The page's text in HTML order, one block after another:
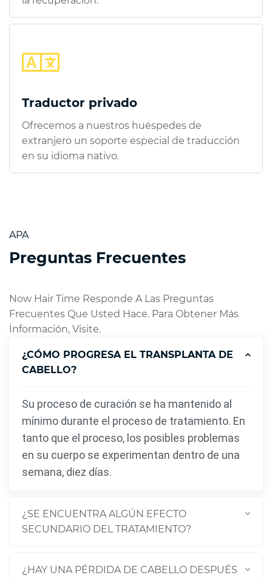
Traductor privado
Ofrecemos a nuestros huéspedes de
extranjero un soporte especial de traducción
en su idioma nativo.
APA
Preguntas Frecuentes
Now Hair Time Responde A Las Preguntas
Frecuentes Que Usted Hace. Para Obtener Más
İnformación, Visite.
¿CÓMO PROGRESA EL TRANSPLANTA DE
CABELLO?
Su proceso de curación se ha mantenido al
mínimo durante el proceso de tratamiento. En
tanto que el proceso, los posibles problemas
en su cuerpo se experimentan dentro de una
semana, diez días.
¿SE ENCUENTRA ALGÚN EFECTO
SECUNDARIO DEL TRATAMIENTO?
¿HAY UNA PÉRDIDA DE CABELLO DESPUÉS